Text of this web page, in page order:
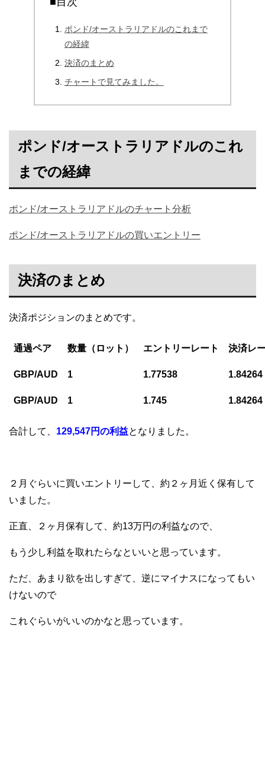
ポンド/オーストラリアドルのこれまで
の経緯
決済のまとめ
チャートで見てみました。
ポンド/オーストラリアドルのこれ
までの経緯
ポンド/オーストラリアドルのチャート分析
ポンド/オーストラリアドルの買いエントリー
決済のまとめ
決済ポジションのまとめです。
通過ペア 数量（ロット） エントリーレート 決済レ
GBP/AUD 1 1.77538 1.84264
GBP/AUD 1 1.745 1.84264
合計して、 129,547円の利益となりました。
２月ぐらいに買いエントリーして、約２ヶ月近く保有して
いました。
正直、２ヶ月保有して、約13万円の利益なので、
もう少し利益を取れたらなといいと思っています。
ただ、あまり欲を出しすぎて、逆にマイナスになってもい
けないので
これぐらいがいいのかなと思っています。